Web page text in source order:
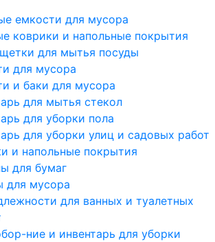
емкости для мусора
коврики и напольные покрытия
для мытья посуды
для мусора
и баки для мусора
для мытья стекол
для уборки пола
для уборки улиц и садовых работ
и напольные покрытия
для бумаг
для мусора
для ванных и туалетных
ние и инвентарь для уборки